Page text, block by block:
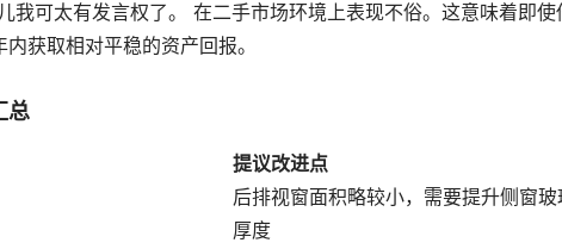
我可太有发言权了。 在二手市场环境上表现不俗。这意味着即使
获取相对平稳的资产回报。
总
提议改进点
后排视窗面积略较小，需要提升侧窗玻
厚度